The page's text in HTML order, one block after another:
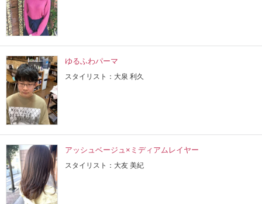
ゆるふわパーマ
スタイリスト：大泉 利久
アッシュベージュ×ミディアムレイヤー
スタイリスト：大友 美紀